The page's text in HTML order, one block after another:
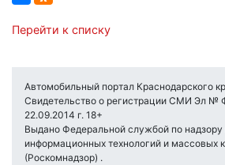
Перейти к списку
Автомобильный портал Краснодарского
Свидетельство о регистрации СМИ Эл №
22.09.2014 г. 18+
Выдано Федеральной службой по надзору
информационных технологий и массовых
(Роскомнадзор) .